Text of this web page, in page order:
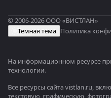
© 2006-2026 ООО «ВИСТЛАН»
Темная тема Политика
На информационном ресурсе
технологии.
Все ресурсы сайта vistlan.ru,